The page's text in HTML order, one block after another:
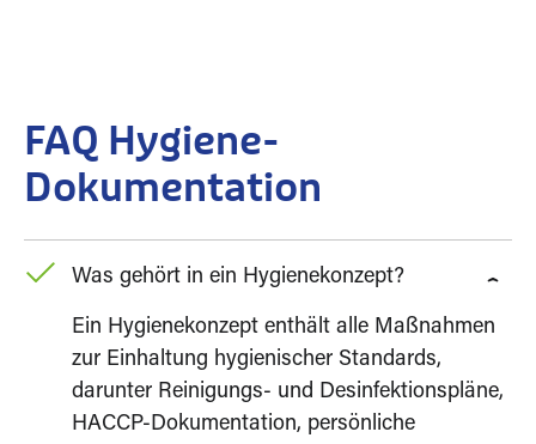
FAQ Hygiene-
Dokumentation
Was gehört in ein Hygienekonzept?
Ein Hygienekonzept enthält alle Maßnahmen
zur Einhaltung hygienischer Standards,
darunter Reinigungs- und Desinfektionspläne,
HACCP-Dokumentation, persönliche